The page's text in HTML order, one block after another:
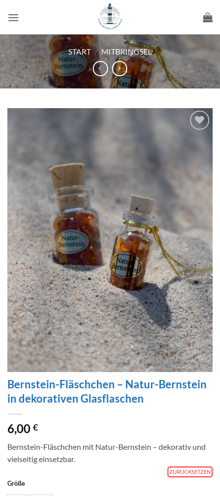
Inhalt
START / MITBRINGSEL
Bernstein-Fläschchen – Natur-Bernstein
in dekorativen Glasflaschen
6,00 €
Bernstein-Fläschchen mit Natur-Bernstein – dekorativ und
vielseitig einsetzbar.
Größe
ZURÜCKSETZEN